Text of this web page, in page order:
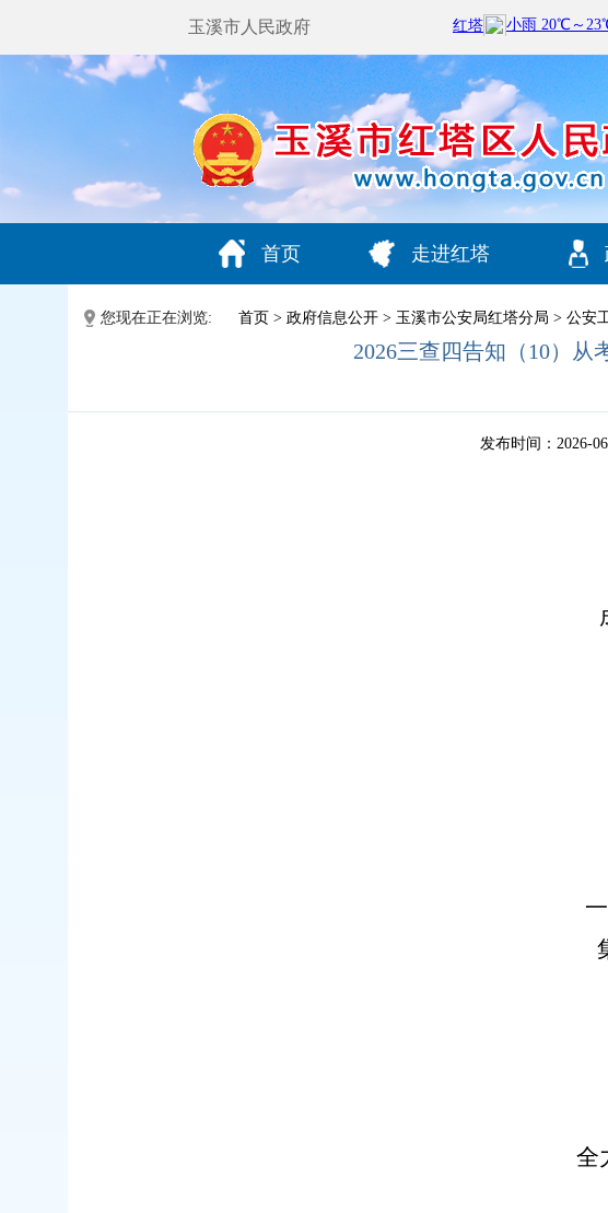
玉溪市人民政府
首页 走进红塔
您现在正在浏览: 首页 > 政府信息公开 > 玉溪市公安局红塔分局 > 公安
2026三查四告知（10）从
发布时间：2026-
全